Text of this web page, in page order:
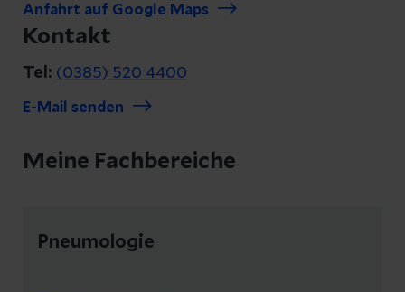
Anfahrt auf Google Maps
Kontakt
Tel: (0385) 520 4400
E-Mail senden
Meine Fachbereiche
Pneumologie